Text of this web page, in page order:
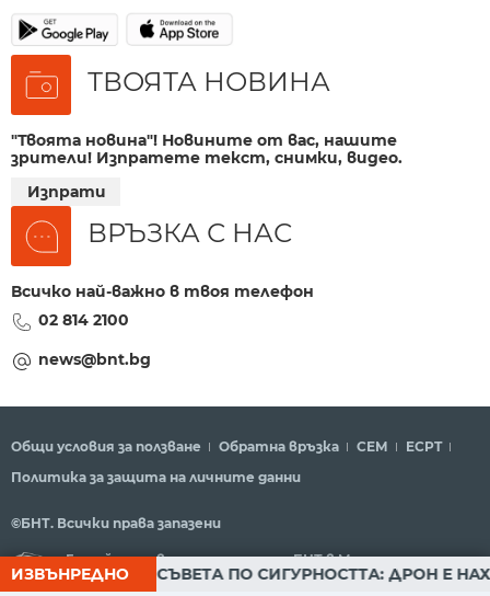
ТВОЯТА НОВИНА
"Твоята новина"! Новините от вас, нашите
зрители! Изпратете текст, снимки, видео.
Изпрати
ВРЪЗКА С НАС
Всичко най-важно в твоя телефон
02 814 2100
news@bnt.bg
ИЗВЪНРЕДНО
НА СЪВЕТА ПО СИГУРНОСТТА: ДРОН Е НАХЛУЛ В
Общи условия за ползване Обратна връзка СЕМ
ECPT
Политика за защита на личните данни
©БНТ. Всички права запазени
Гледайте новините за деня на БНТ в Метрото